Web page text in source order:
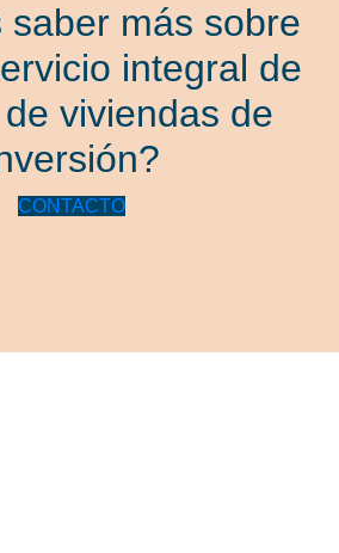
saber más sobre
integral de
viviendas de
CONTACTO